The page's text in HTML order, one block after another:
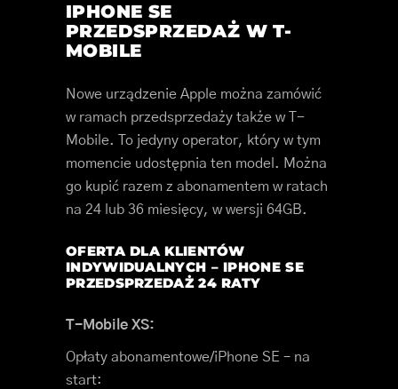
IPHONE SE
PRZEDSPRZEDAŻ W T-
MOBILE
Nowe urządzenie Apple można zamówić
w ramach przedsprzedaży także w T-
Mobile. To jedyny operator, który w tym
momencie udostępnia ten model. Można
go kupić razem z abonamentem w ratach
na 24 lub 36 miesięcy, w wersji 64GB.
OFERTA DLA KLIENTÓW
INDYWIDUALNYCH – IPHONE SE
PRZEDSPRZEDAŻ 24 RATY
T-Mobile XS:
Opłaty abonamentowe/iPhone SE – na
start: